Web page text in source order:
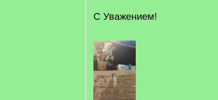
С Уважением!